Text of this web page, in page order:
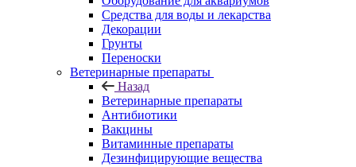
Средства для воды и лекарства
Декорации
Грунты
Переноски
Ветеринарные препараты
Назад
Ветеринарные препараты
Антибиотики
Вакцины
Витаминные препараты
Дезинфицирующие вещества